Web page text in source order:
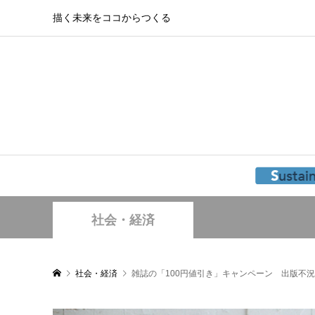
描く未来をココからつくる
社会・経済
社会・経済 雑誌の「100円値引き」キャンペーン 出版不